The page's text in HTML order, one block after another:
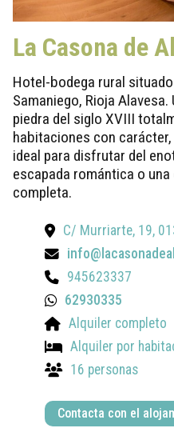
La Casona de
Hotel-bodega rural
Samaniego, Rioja
piedra del siglo XVIII
habitaciones con
ideal para disfrutar del
escapada romántica o
completa.
C/ Murriarte, 19,
945623337
62930335
Alquiler completo
Alquiler por
16 personas
Contacta con el